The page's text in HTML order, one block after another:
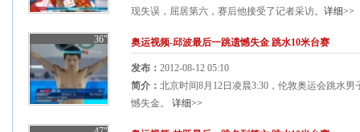
现失误，屈居第六，赛后他接受了记者采访。 详细>>
36" 奥运视频-邱波最后一跳遗憾失金 跳水10米台赛
发布： 2012-08-12 05:10
简介： 北京时间8月12日凌晨3:30，伦敦奥运会跳水
憾失金。 详细>>